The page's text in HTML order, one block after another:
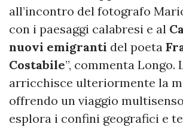
all’incontro del fotografo
con i paesaggi calabresi e al
nuovi emigranti del poeta
Costabile”, commenta Longo.
arricchisce ulteriormente la
offrendo un viaggio
esplora i confini geografici e